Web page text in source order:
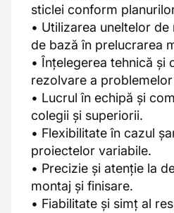
sticlei conform
• Utilizarea uneltelor
de bază în prelucrarea
• Înțelegerea tehnică și
rezolvare a
• Lucrul în echipă și
colegii și superiorii.
• Flexibilitate în cazul
proiectelor variabile.
• Precizie și atenție la
montaj și finisare.
• Fiabilitate și simț al